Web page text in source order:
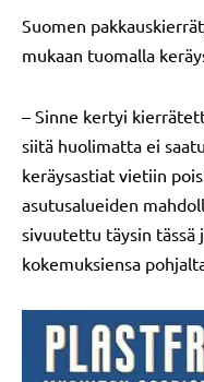
Suomen
mukaan tuomalla
– Sinne kertyi
siitä huolimatta ei
keräysastiat vietiin
asutusalueiden
sivuutettu täysin tässä
kokemuksiensa